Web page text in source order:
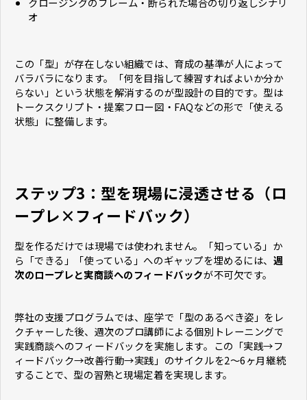
オ
この「型」が存在しない組織では、育成の基準が人によって
バラバラになります。「何を目指して練習すればよいか分か
らない」という状態を解消するのが型設計の目的です。型は
トークスクリプト・提案フロー図・FAQなどの形で「使える
状態」に整備します。
ステップ3：型を現場に浸透させる（ロ
ープレ×フィードバック）
型を作るだけでは現場では使われません。「知っている」か
ら「できる」「使っている」へのギャップを埋めるには、 週
次のロープレと実商談へのフィードバックが不可欠です。
弊社の支援プログラムでは、座学で「型のあるべき姿」をレ
クチャーした後、週次のプロ講師による個別トレーニングで
実践商談へのフィードバックを実施します。この「実践→フ
ィードバック→改善行動→実践」のサイクルを2〜6ヶ月継続
することで、型の習熟と現場定着を実現します。